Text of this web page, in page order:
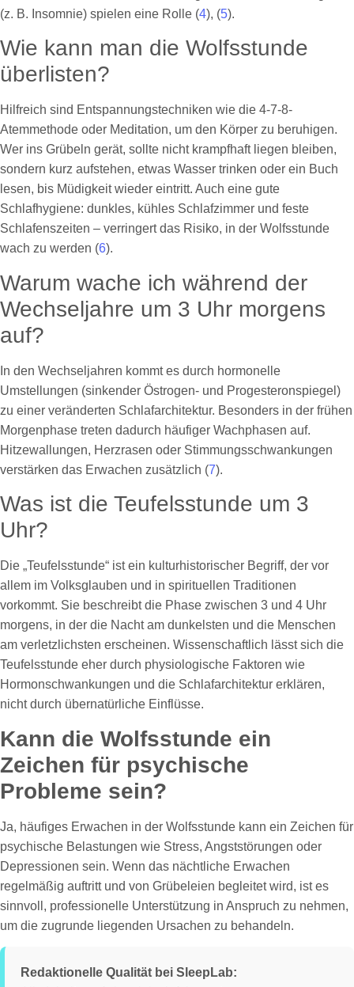
(z. B. Insomnie) spielen eine Rolle (4), (5).
Wie kann man die Wolfsstunde
überlisten?
Hilfreich sind Entspannungstechniken wie die 4-7-8-
Atemmethode oder Meditation, um den Körper zu beruhigen.
Wer ins Grübeln gerät, sollte nicht krampfhaft liegen bleiben,
sondern kurz aufstehen, etwas Wasser trinken oder ein Buch
lesen, bis Müdigkeit wieder eintritt. Auch eine gute
Schlafhygiene: dunkles, kühles Schlafzimmer und feste
Schlafenszeiten – verringert das Risiko, in der Wolfsstunde
wach zu werden (6).
Warum wache ich während der
Wechseljahre um 3 Uhr morgens
auf?
In den Wechseljahren kommt es durch hormonelle
Umstellungen (sinkender Östrogen- und Progesteronspiegel)
zu einer veränderten Schlafarchitektur. Besonders in der frühen
Morgenphase treten dadurch häufiger Wachphasen auf.
Hitzewallungen, Herzrasen oder Stimmungsschwankungen
verstärken das Erwachen zusätzlich (7).
Was ist die Teufelsstunde um 3
Uhr?
Die „Teufelsstunde“ ist ein kulturhistorischer Begriff, der vor
allem im Volksglauben und in spirituellen Traditionen
vorkommt. Sie beschreibt die Phase zwischen 3 und 4 Uhr
morgens, in der die Nacht am dunkelsten und die Menschen
am verletzlichsten erscheinen. Wissenschaftlich lässt sich die
Teufelsstunde eher durch physiologische Faktoren wie
Hormonschwankungen und die Schlafarchitektur erklären,
nicht durch übernatürliche Einflüsse.
Kann die Wolfsstunde ein
Zeichen für psychische
Probleme sein?
Ja, häufiges Erwachen in der Wolfsstunde kann ein Zeichen für
psychische Belastungen wie Stress, Angststörungen oder
Depressionen sein. Wenn das nächtliche Erwachen
regelmäßig auftritt und von Grübeleien begleitet wird, ist es
sinnvoll, professionelle Unterstützung in Anspruch zu nehmen,
um die zugrunde liegenden Ursachen zu behandeln.
Redaktionelle Qualität bei SleepLab: